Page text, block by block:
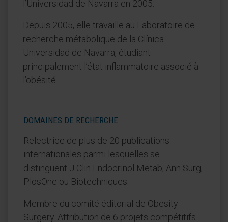
l’Universidad de Navarra en 2005.
Depuis 2005, elle travaille au Laboratoire de
recherche métabolique de la Clínica
Universidad de Navarra, étudiant
principalement l’état inflammatoire associé à
l’obésité.
DOMAINES DE RECHERCHE
Relectrice de plus de 20 publications
internationales parmi lesquelles se
distinguent J Clin Endocrinol Metab, Ann Surg,
PlosOne ou Biotechniques.
Membre du comité éditorial de Obesity
Surgery. Attribution de 6 projets compétitifs